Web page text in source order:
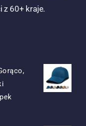
z 60+ kraje.